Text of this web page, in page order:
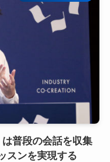
普段の会話を収集
スンを実現する